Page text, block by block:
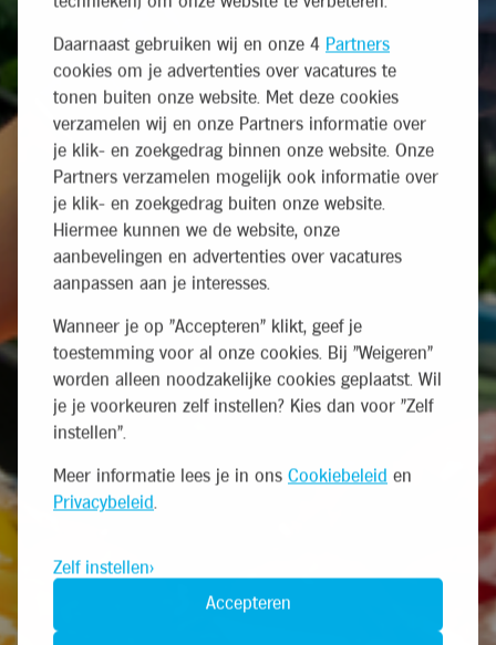
Daarnaast gebruiken wij en onze 4 Partners
cookies om je advertenties over vacatures te
tonen buiten onze website. Met deze cookies
verzamelen wij en onze Partners informatie over
je klik- en zoekgedrag binnen onze website. Onze
Partners verzamelen mogelijk ook informatie over
je klik- en zoekgedrag buiten onze website.
Hiermee kunnen we de website, onze
aanbevelingen en advertenties over vacatures
aanpassen aan je interesses.
Wanneer je op "Accepteren" klikt, geef je
toestemming voor al onze cookies. Bij "Weigeren"
worden alleen noodzakelijke cookies geplaatst. Wil
je je voorkeuren zelf instellen? Kies dan voor "Zelf
instellen".
Meer informatie lees je in ons Cookiebeleid en
Privacybeleid.
Zelf instellen
Accepteren